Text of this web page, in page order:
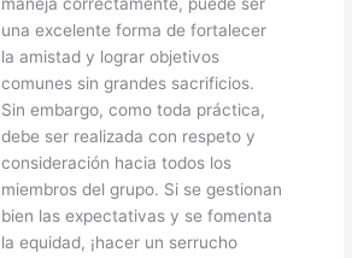
maneja correctamente, puede ser
una excelente forma de fortalecer
la amistad y lograr objetivos
comunes sin grandes sacrificios.
Sin embargo, como toda práctica,
debe ser realizada con respeto y
consideración hacia todos los
miembros del grupo. Si se gestionan
bien las expectativas y se fomenta
la equidad, ¡hacer un serrucho